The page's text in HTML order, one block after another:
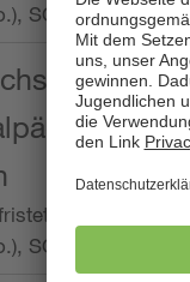
SOS-Kinderdorf
Anstellung,
SOS-Kinderdorf